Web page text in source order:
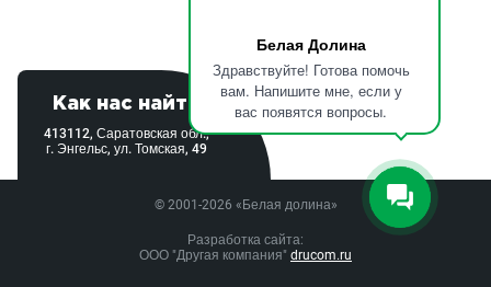
Белая Долина
Здравствуйте! Готова помочь
вам. Напишите мне, если у
вас появятся вопросы.
Как нас найти
413112, Саратовская обл.,
г. Энгельс, ул. Томская, 49
© 2001-2026 «Белая долина»
Разработка сайта:
ООО "Другая компания" drucom.ru